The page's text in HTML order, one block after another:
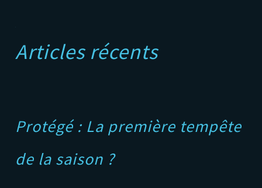
Articles récents
Protégé : La première tempête
de la saison ?